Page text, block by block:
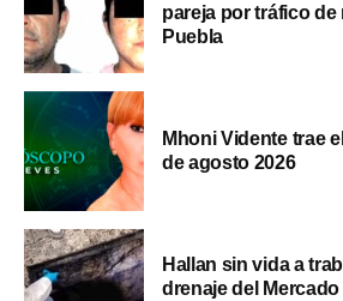
pareja por tráfico de
Puebla
Mhoni Vidente trae
de agosto 2026
Hallan sin vida a
drenaje del